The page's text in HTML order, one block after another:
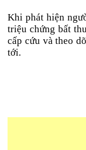
Khi phát hiện
triệu chứng bất
cấp cứu và theo
tới.